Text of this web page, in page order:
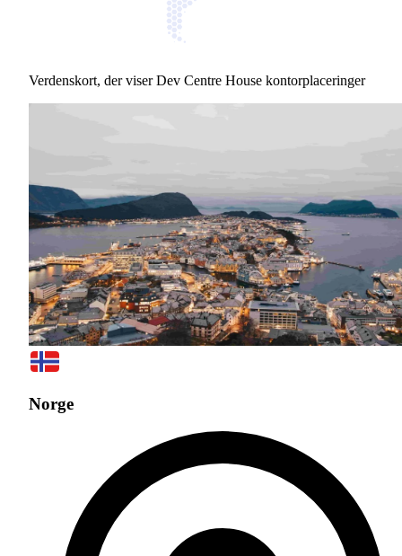
Verdenskort, der viser Dev Centre House kontorplaceringer
Norge